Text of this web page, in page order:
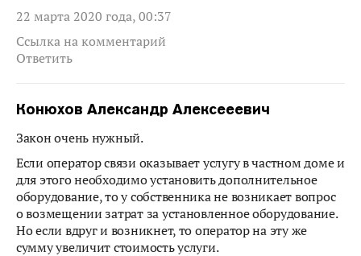
22 марта 2020 года, 00:37
Ссылка на комментарий
Ответить
Конюхов Александр Алексееевич
Закон очень нужный.
Если оператор связи оказывает услугу в частном доме и
для этого необходимо установить дополнительное
оборудование, то у собственника не возникает вопрос
о возмещении затрат за установленное оборудование.
Но если вдруг и возникнет, то оператор на эту же
сумму увеличит стоимость услуги.